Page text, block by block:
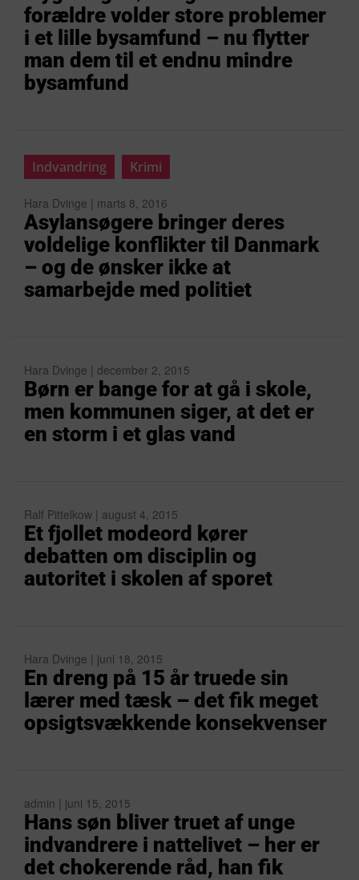
forældre volder store problemer
i et lille bysamfund – nu flytter
man dem til et endnu mindre
bysamfund
Indvandring Krimi
Hara Dvinge | marts 8, 2016
Asylansøgere bringer deres
voldelige konflikter til Danmark
– og de ønsker ikke at
samarbejde med politiet
Hara Dvinge | december 2, 2015
Børn er bange for at gå i skole,
men kommunen siger, at det er
en storm i et glas vand
Ralf Pittelkow | august 4, 2015
Et fjollet modeord kører
debatten om disciplin og
autoritet i skolen af sporet
Hara Dvinge | juni 18, 2015
En dreng på 15 år truede sin
lærer med tæsk – det fik meget
opsigtsvækkende konsekvenser
admin | juni 15, 2015
Hans søn bliver truet af unge
indvandrere i nattelivet – her er
det chokerende råd, han fik